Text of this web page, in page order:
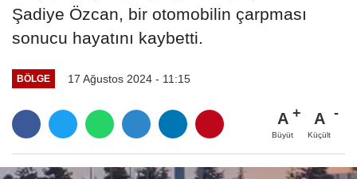
Şadiye Özcan, bir otomobilin çarpması
sonucu hayatını kaybetti.
BÖLGE 17 Ağustos 2024 - 11:15
A
Büyüt
A
Küçült